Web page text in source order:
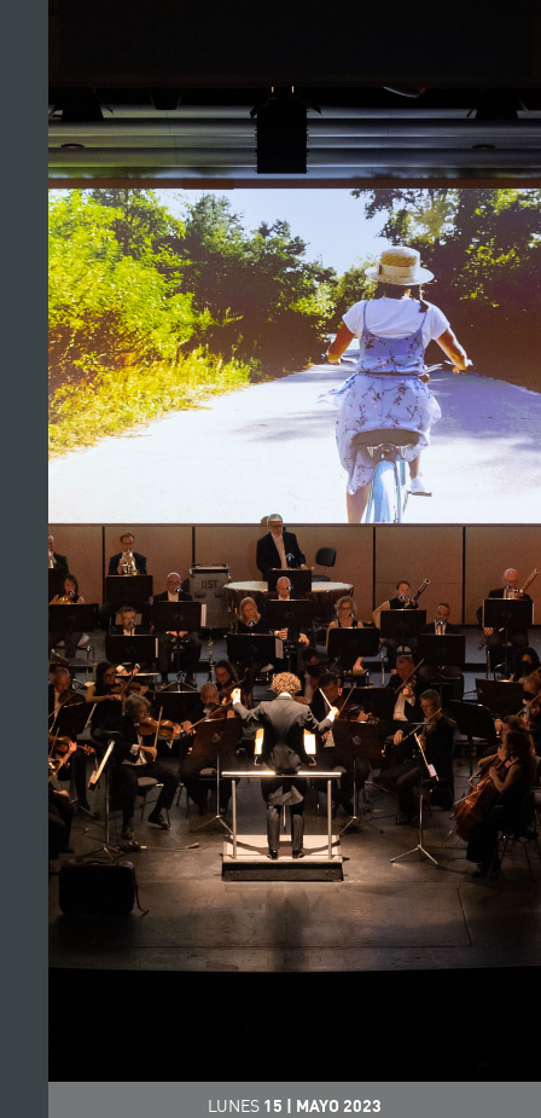
LUNES 15 | MAYO 2023